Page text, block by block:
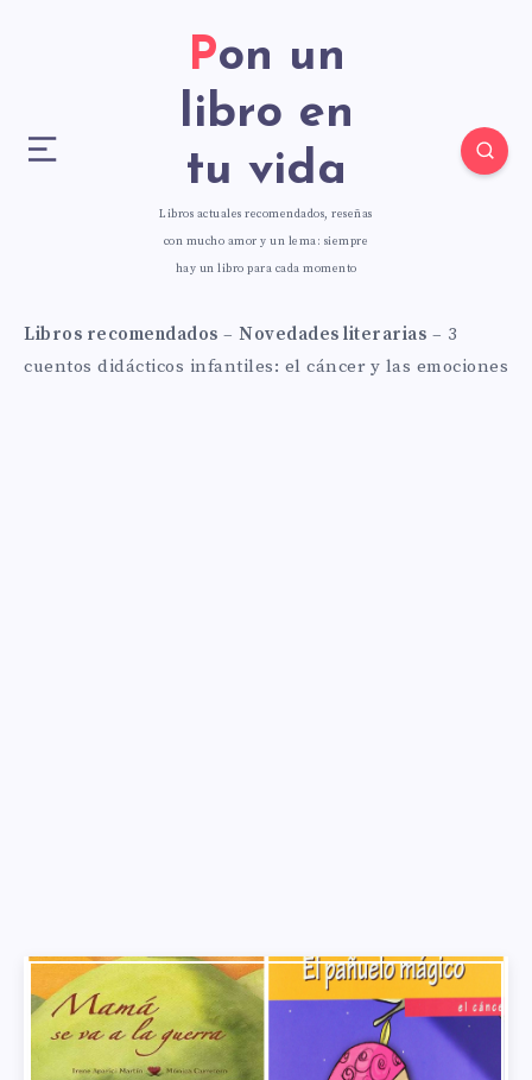
Pon un
libro en
tu vida
Libros actuales recomendados, reseñas
con mucho amor y un lema: siempre
hay un libro para cada momento
Libros recomendados – Novedades literarias – 3
cuentos didácticos infantiles: el cáncer y las emociones